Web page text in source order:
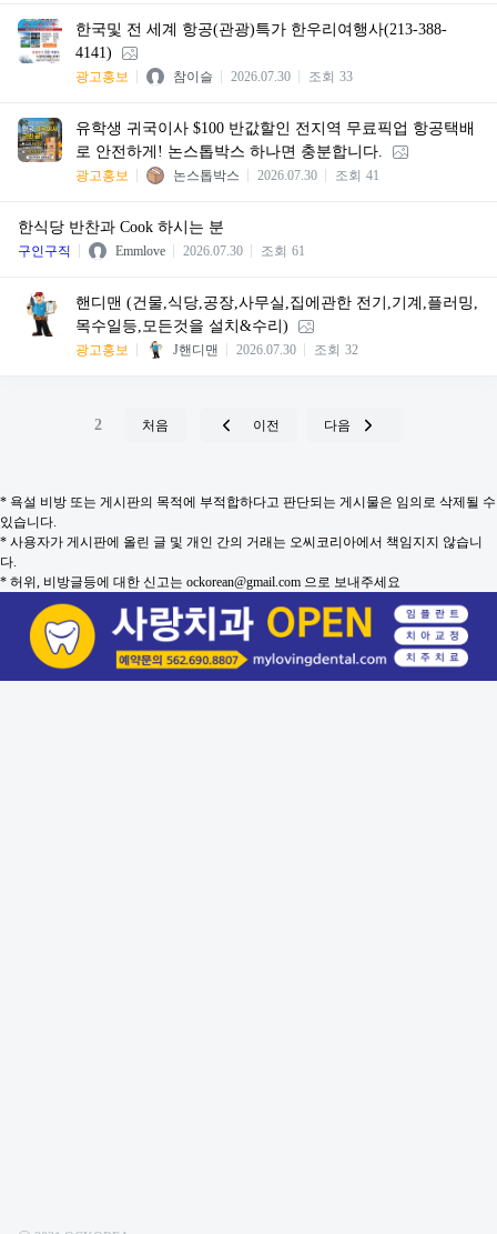
한국및 전 세계 항공(관광)특가 한우리여행사(213-388-
4141)
광고홍보 참이슬 2026.07.30 조회 33
유학생 귀국이사 $100 반값할인 전지역 무료픽업 항공택배
로 안전하게! 논스톱박스 하나면 충분합니다.
광고홍보 논스톱박스 2026.07.30 조회 41
한식당 반찬과 Cook 하시는 분
구인구직 Emmlove 2026.07.30 조회 61
핸디맨 (건물,식당,공장,사무실,집에관한 전기,기계,플러밍,
목수일등,모든것을 설치&수리)
광고홍보 J핸디맨 2026.07.30 조회 32
2 처음 이전 다음
* 욕설 비방 또는 게시판의 목적에 부적합하다고 판단되는 게시물은 임의로 삭제될 수
있습니다.
* 사용자가 게시판에 올린 글 및 개인 간의 거래는 오씨코리아에서 책임지지 않습니
다.
* 허위, 비방글등에 대한 신고는 ockorean@gmail.com 으로 보내주세요